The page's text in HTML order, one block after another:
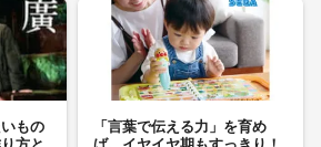
もの
「言葉で伝える力」を育め